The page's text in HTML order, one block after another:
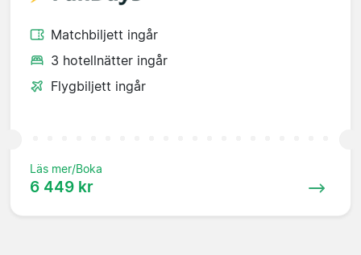
Matchbiljett ingår
3 hotellnätter ingår
Flygbiljett ingår
Läs mer/Boka
6 449 kr